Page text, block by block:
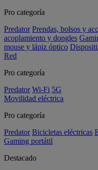
Pro categoría
Predator Prendas, bolsos y
acoplamiento y dongles
mouse y lápiz óptico
Red
Pro categoría
Predator Wi-Fi 5G
Movilidad eléctrica
Pro categoría
Predator Bicicletas eléctricas
Gaming portátil
Destacado